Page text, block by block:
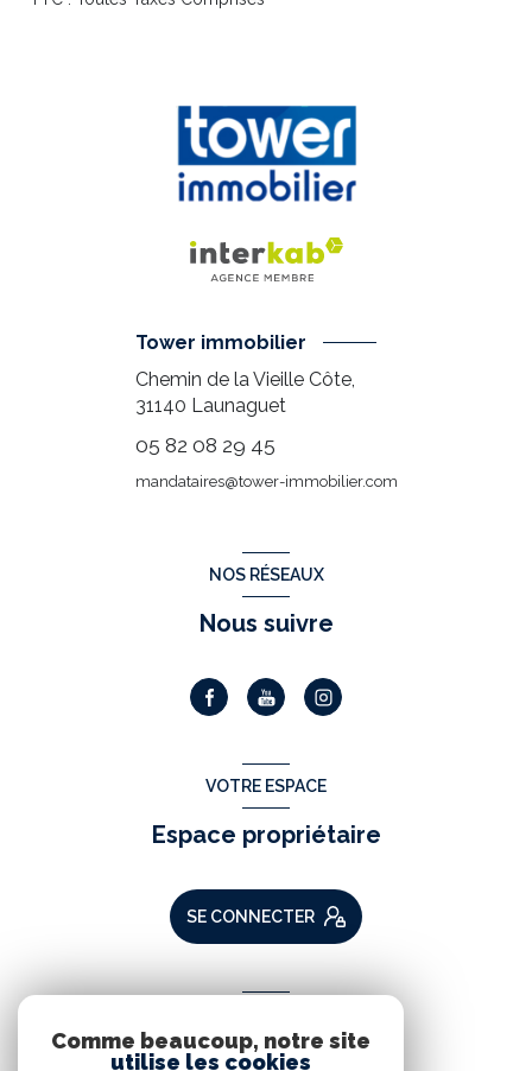
Tower immobilier
Chemin de la Vieille Côte,
31140 Launaguet
05 82 08 29 45
mandataires@tower-immobilier.com
NOS RÉSEAUX
Nous suivre
VOTRE ESPACE
Espace propriétaire
SE CONNECTER
Nous adhérons
Comme beaucoup, notre site
utilise les cookies